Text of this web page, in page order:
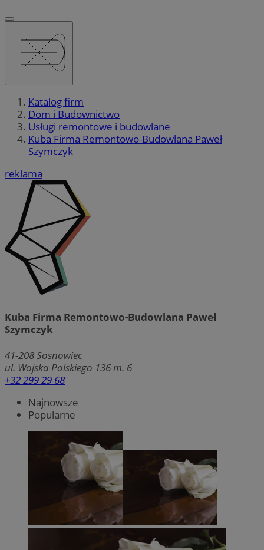
Katalog firm
Dom i Budownictwo
Usługi remontowe i budowlane
Kuba Firma Remontowo-Budowlana Paweł
Szymczyk
reklama
Kuba Firma Remontowo-Budowlana Paweł
Szymczyk
41-208Sosnowiec
ul. Wojska Polskiego 136 m. 6
+32 299 29 68
Najnowsze
Popularne